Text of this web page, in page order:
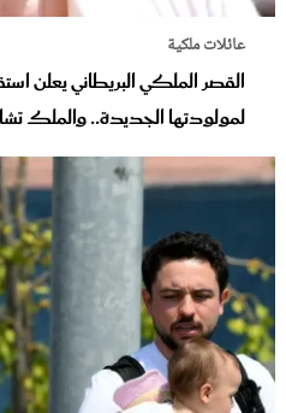
عائلات ملكية
القصر الملكي البريطاني يعلن
لمولودتها الجديدة.. والملك